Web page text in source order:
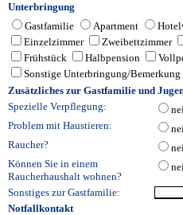
Unterbringung
Gastfamilie
Apartment
Einzelzimmer
Zweibettzimmer
Frühstück
Halbpension
Sonstige Unterbringung/Bemerkung
Zusätzliches zur Gastfamilie und
Spezielle Verpflegung:
Problem mit Haustieren:
Raucher?
Können Sie in einem
Raucherhaushalt wohnen?
Sonstiges zur Gastfamilie:
Notfallkontakt